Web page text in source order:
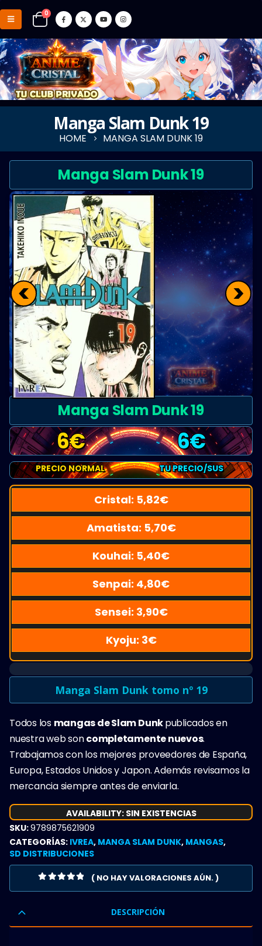
0
Manga Slam Dunk 19
HOME MANGA SLAM DUNK 19
Manga Slam Dunk 19
< >
Manga Slam Dunk 19
6€ 6€
PRECIO NORMAL TU PRECIO/SUS
Cristal: 5,82€
Amatista: 5,70€
Kouhai: 5,40€
Senpai: 4,80€
Sensei: 3,90€
Kyoju: 3€
Manga Slam Dunk tomo nº 19
Todos los mangas de Slam Dunkpublicados en
nuestra web soncompletamente nuevos.
Trabajamos con los mejores proveedores de España,
Europa, Estados Unidos y Japon. Además revisamos la
mercancia siempre antes de enviarla.
AVAILABILITY: SIN EXISTENCIAS
SKU:9789875621909
CATEGORÍAS: IVREA, MANGA SLAM DUNK, MANGAS,
SD DISTRIBUCIONES
( NO HAY VALORACIONES AÚN. )
DESCRIPCIÓN